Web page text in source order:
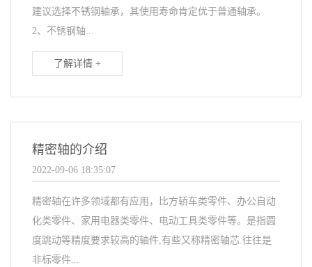
建议选择不锈钢轴承，其使用寿命肯定优于普通轴承。
2、不锈钢轴...
了解详情 +
精密轴的介绍
2022-09-06 18:35:07
精密轴在许多领域都有应用，比方轿车类零件、办公自动
化类零件、家用电器类零件、电动工具类零件等。是指圆
度跳动等精度要求较高的轴件,有些又称精密轴芯.往往是
非标零件...